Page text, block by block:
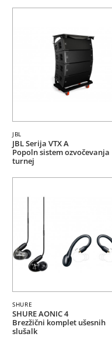
JBL
JBL Serija VTX A
Popoln sistem ozvočevanja
turnej
SHURE
SHURE AONIC 4
Brezžični komplet ušesnih
slušalk